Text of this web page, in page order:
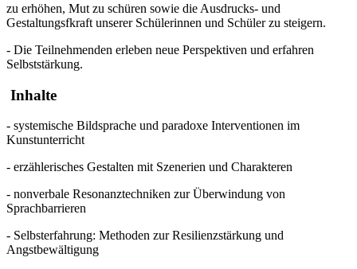
zu erhöhen, Mut zu schüren sowie die Ausdrucks- und
Gestaltungsfkraft unserer Schülerinnen und Schüler zu steigern.
- Die Teilnehmenden erleben neue Perspektiven und erfahren
Selbststärkung.
Inhalte
- systemische Bildsprache und paradoxe Interventionen im
Kunstunterricht
- erzählerisches Gestalten mit Szenerien und Charakteren
- nonverbale Resonanztechniken zur Überwindung von
Sprachbarrieren
- Selbsterfahrung: Methoden zur Resilienzstärkung und
Angstbewältigung